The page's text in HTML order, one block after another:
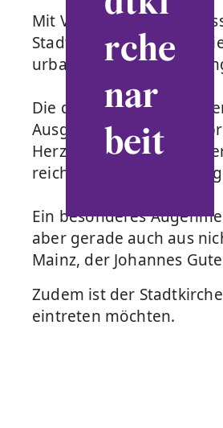
rche
nar
beit
Mit Veranstaltungen,
Stadtkirchenarbeit um
urbanen
Die drei
Ausgangspunkte. Sie
Herzen von Mainz.
reichhaltigen
Ein besonderes
aber gerade auch aus
Mainz, der Johannes
Zudem ist der
eintreten möchten.